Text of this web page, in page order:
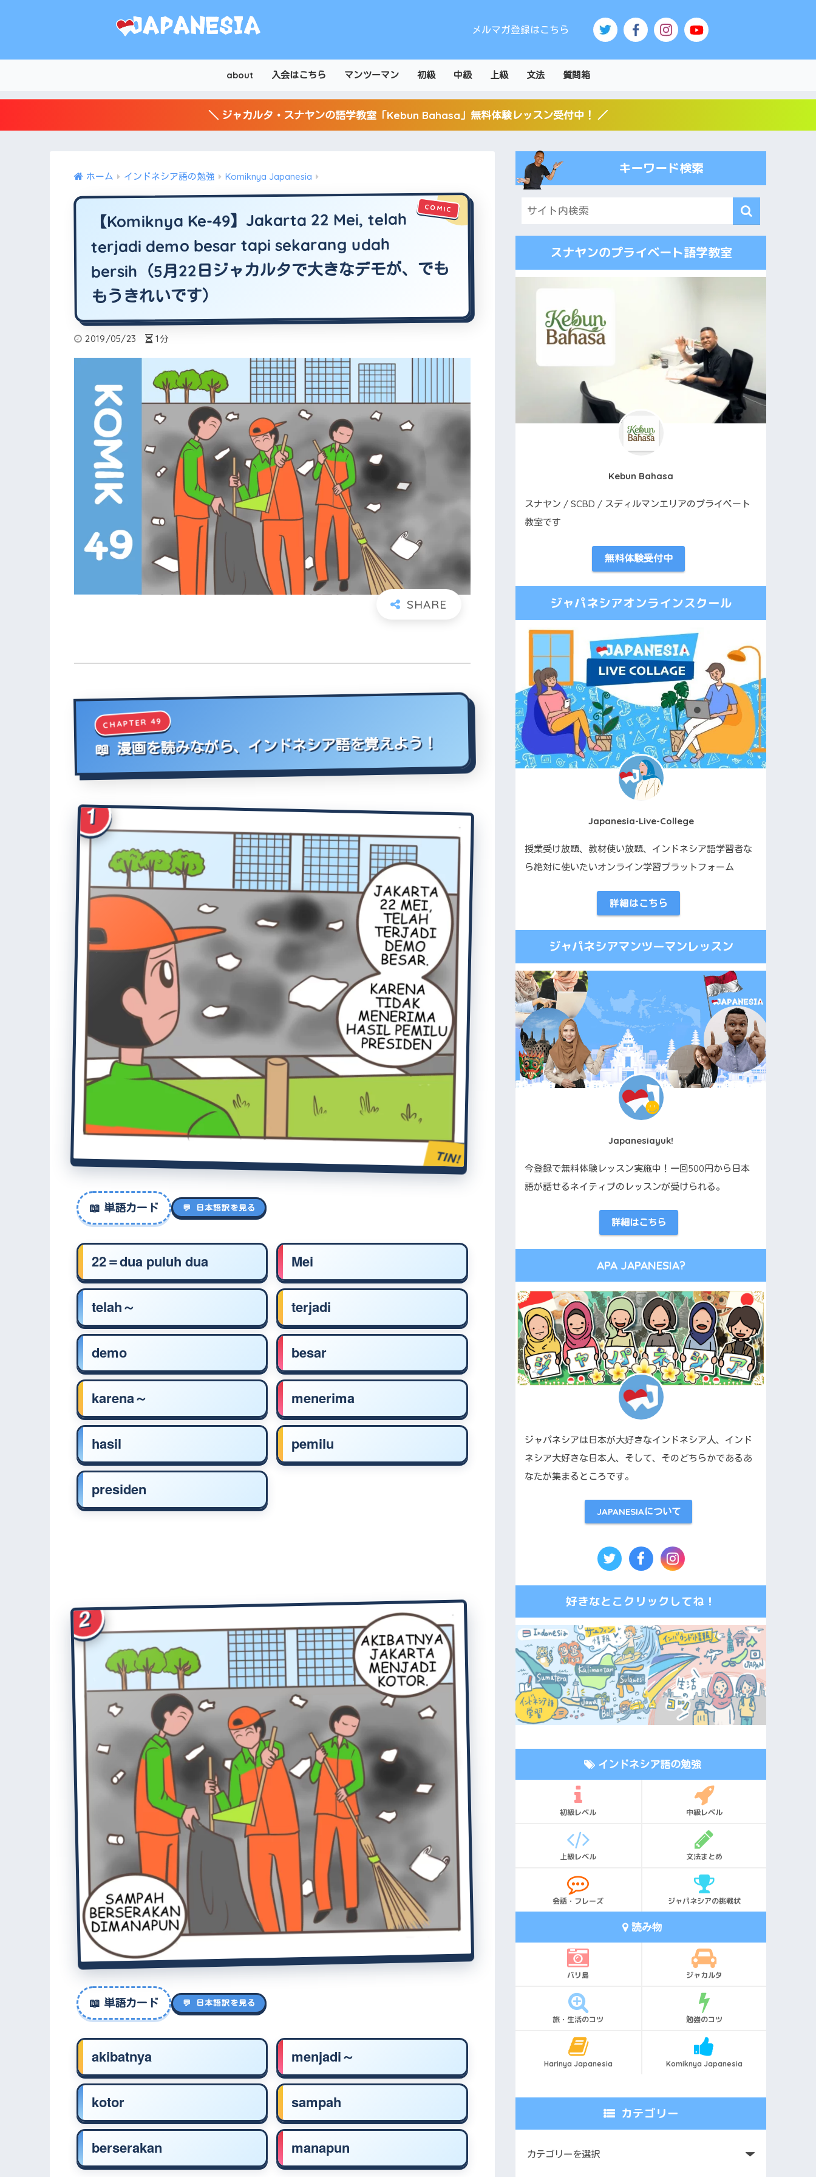
about 入会はこちら マンツーマン 初級 中級 上級 文法 質問箱
メルマガ登録はこちら
＼ ジャカルタ・スナヤンの語学教室「Kebun Bahasa」無料体験レッスン受付中！ ／
ホーム インドネシア語の勉強 Komiknya Japanesia
【Komiknya Ke-49】Jakarta 22 Mei, telah
terjadi demo besar tapi sekarang udah
bersih（5月22日ジャカルタで大きなデモが、でも
もうきれいです）
2019/05/23 1分
CHAPTER 49
📖 漫画を読みながら、インドネシア語を覚えよう！
1
TIN!
📖 単語カード 💬 日本語訳を見る
22＝dua puluh dua Mei
telah～ terjadi
demo besar
karena～ menerima
hasil pemilu
presiden
2
📖 単語カード 💬 日本語訳を見る
akibatnya menjadi～
kotor sampah
berserakan manapun
キーワード検索
スナヤンのプライベート語学教室
Kebun Bahasa
スナヤン / SCBD / スディルマンエリアのプライベート
教室です
無料体験受付中
ジャパネシアオンラインスクール
Japanesia-Live-College
授業受け放題、教材使い放題、インドネシア語学習者な
ら絶対に使いたいオンライン学習プラットフォーム
詳細はこちら
ジャパネシアマンツーマンレッスン
Japanesiayuk!
今登録で無料体験レッスン実施中！一回500円から日本
語が話せるネイティブのレッスンが受けられる。
詳細はこちら
APA JAPANESIA?
ジャパネシアは日本が大好きなインドネシア人、インド
ネシア大好きな日本人、そして、そのどちらかであるあ
なたが集まるところです。
JAPANESIAについて
好きなとこクリックしてね！
インドネシア語の勉強
初級レベル 中級レベル
上級レベル 文法まとめ
会話・フレーズ ジャパネシアの挑戦状
読み物
バリ島 ジャカルタ
旅・生活のコツ 勉強のコツ
Harinya Japanesia Komiknya Japanesia
カテゴリー